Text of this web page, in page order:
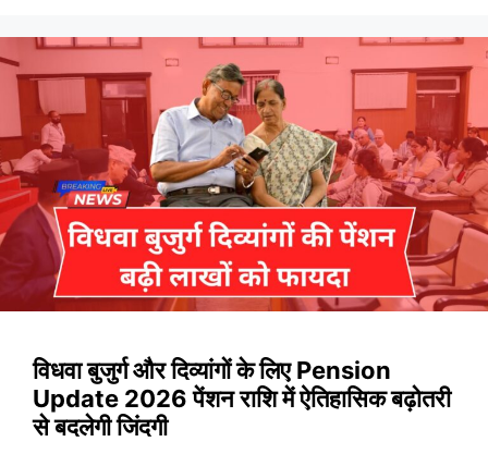
विधवा बुजुर्ग और दिव्यांगों के लिए Pension
Update 2026 पेंशन राशि में ऐतिहासिक बढ़ोतरी
से बदलेगी जिंदगी